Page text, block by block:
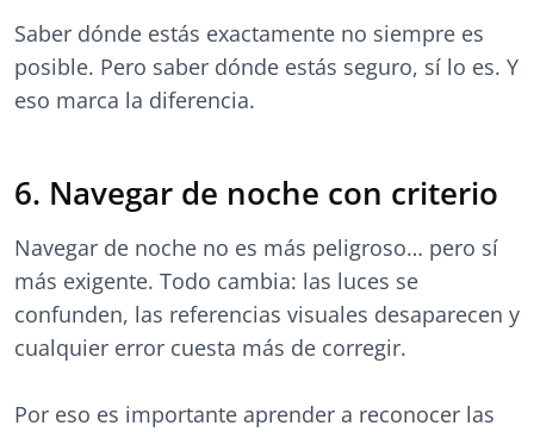
Saber dónde estás exactamente no siempre es
posible. Pero saber dónde estás seguro, sí lo es. Y
eso marca la diferencia.
6. Navegar de noche con criterio
Navegar de noche no es más peligroso… pero sí
más exigente. Todo cambia: las luces se
confunden, las referencias visuales desaparecen y
cualquier error cuesta más de corregir.
Por eso es importante aprender a reconocer las